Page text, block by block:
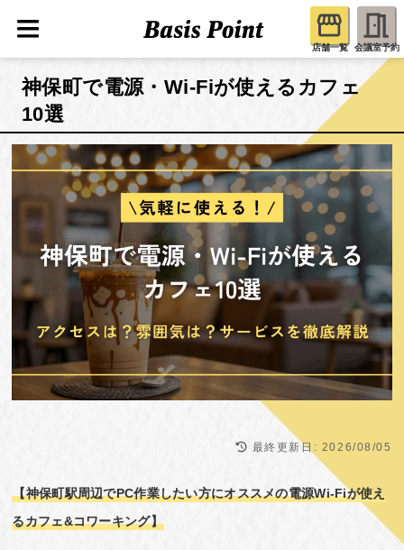
店舗一覧 会議室予約
神保町で電源・Wi-Fiが使えるカフェ
10選
最終更新日: 2026/08/05
【神保町駅周辺でPC作業したい方にオススメの電源Wi-Fiが使え
るカフェ&コワーキング】